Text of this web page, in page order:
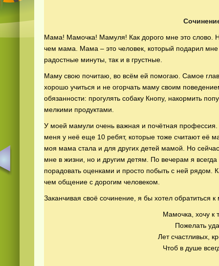
Мама! Мамочка! Мамуля! Как дорого мне это слово.
чем мама. Мама – это человек, который подарил мне
радостные минуты, так и в грустные.
Маму свою почитаю, во всём ей помогаю. Самое
хорошо учиться и не огорчать маму своим
обязанности: прогулять собаку Кнопу, накормить
мелкими продуктами.
У моей мамули очень важная и почётная
меня у неё еще 10 ребят, которые тоже считают её
моя мама стала и для других детей мамой. Но
мне в жизни, но и другим детям. По вечерам я
порадовать оценками и просто побыть с ней рядом.
чем общение с дорогим человеком.
Заканчивая своё сочинение, я бы хотел обратиться
Мамочка, хочу к
Пожелать
Лет счастливых,
Чтоб в душе